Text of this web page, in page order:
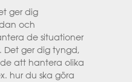
ger dig
och
de situationer
Det ger dig tyngd,
att hantera olika
hur du ska göra